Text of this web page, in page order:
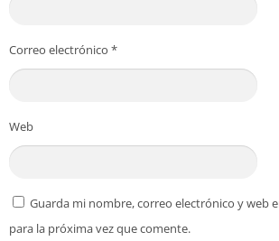
Correo electrónico *
Web
Guarda mi nombre, correo electrónico y web
para la próxima vez que comente.